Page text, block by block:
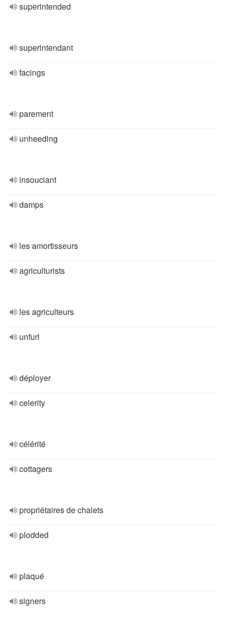
superintended
superintendant
facings
parement
unheeding
insouciant
damps
les amortisseurs
agriculturists
les agriculteurs
unfurl
déployer
celerity
célérité
cottagers
propriétaires de chalets
plodded
plaqué
signers